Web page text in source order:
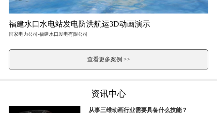
福建水口水电站发电防洪航运3D动画演示
国家电力公司-福建水口发电有限公司
查看更多案例 >>
资讯中心
从事三维动画行业需要具备什么技能？